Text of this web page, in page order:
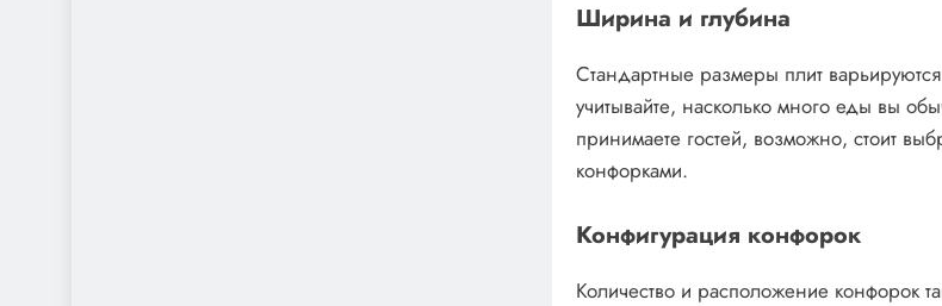
Ширина и глубина
Стандартные размеры плит
учитывайте, насколько много еды вы
принимаете гостей, возможно, стоит
конфорками.
Конфигурация конфорок
Количество и расположение конфорок